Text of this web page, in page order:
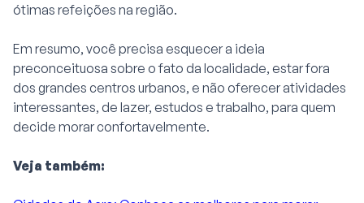
ótimas refeições na região.
Em resumo, você precisa esquecer a ideia
preconceituosa sobre o fato da localidade, estar fora
dos grandes centros urbanos, e não oferecer atividades
interessantes, de lazer, estudos e trabalho, para quem
decide morar confortavelmente.
Veja também: